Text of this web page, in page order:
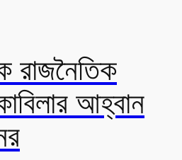
রাজনৈতিক
আহ্বান